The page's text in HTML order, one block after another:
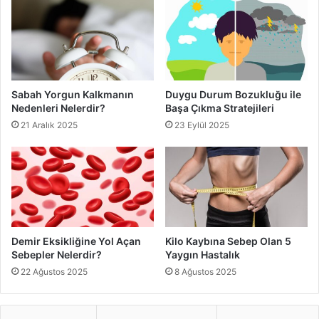
Sabah Yorgun Kalkmanın
Nedenleri Nelerdir?
21 Aralık 2025
Duygu Durum Bozukluğu ile
Başa Çıkma Stratejileri
23 Eylül 2025
Demir Eksikliğine Yol Açan
Sebepler Nelerdir?
22 Ağustos 2025
Kilo Kaybına Sebep Olan 5
Yaygın Hastalık
8 Ağustos 2025